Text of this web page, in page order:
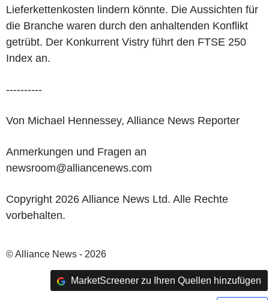
Lieferkettenkosten lindern könnte. Die Aussichten für
die Branche waren durch den anhaltenden Konflikt
getrübt. Der Konkurrent Vistry führt den FTSE 250
Index an.
----------
Von Michael Hennessey, Alliance News Reporter
Anmerkungen und Fragen an
newsroom@alliancenews.com
Copyright 2026 Alliance News Ltd. Alle Rechte
vorbehalten.
© Alliance News - 2026
MarketScreener zu Ihren Quellen hinzufügen